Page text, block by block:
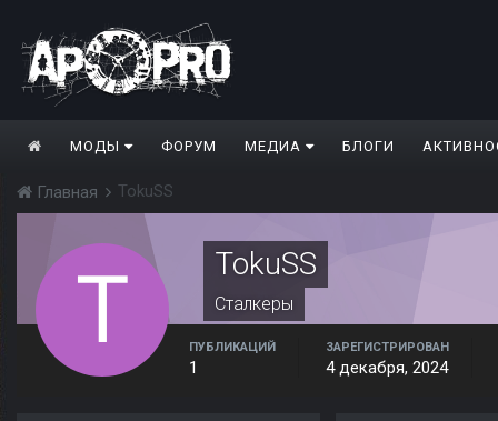
МОДЫ ФОРУМ МЕДИА БЛОГИ
Главная TokuSS
TokuSS
Сталкеры
ПУБЛИКАЦИЙ
1
ЗАРЕГИСТРИРОВАН
4 декабря, 2024